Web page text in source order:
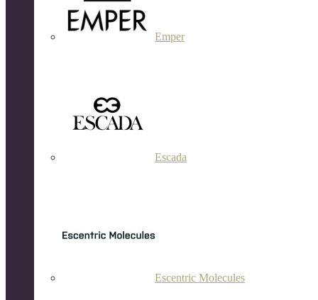
Emper
Escada
Escentric Molecules